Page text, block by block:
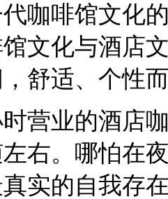
咖啡馆文化
文化与酒店
舒适、个性
业的酒店咖
右。哪怕在
实的自我存